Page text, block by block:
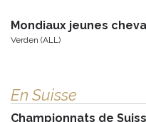
Mondiaux jeunes
Verden (ALL)
En Suisse
Championnats de